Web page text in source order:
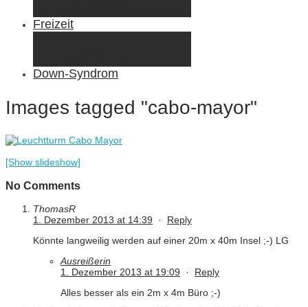
Freizeit
Down-Syndrom
Images tagged "cabo-mayor"
[Show slideshow]
No Comments
ThomasR
1. Dezember 2013 at 14:39 · Reply
Könnte langweilig werden auf einer 20m x 40m Insel ;-) LG
Ausreißerin
1. Dezember 2013 at 19:09 · Reply
Alles besser als ein 2m x 4m Büro ;-)